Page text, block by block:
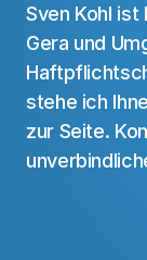
Sven Kohl ist
Gera und
stehe ich
zur Seite.